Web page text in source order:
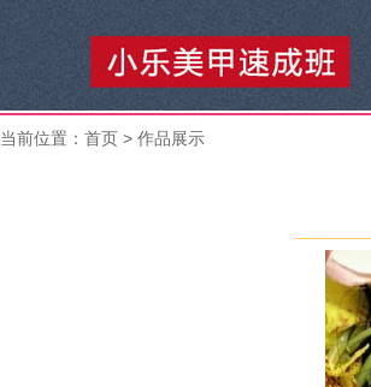
当前位置： 首页 > 作品展示